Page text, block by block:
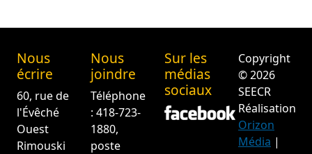
Nous
écrire
60, rue de
l'Évêché
Ouest
Rimouski
Nous
joindre
Téléphone
: 418-723-
1880,
poste
Sur les
médias
sociaux
Copyright
© 2026
SEECR
Réalisation
Orizon
Média |